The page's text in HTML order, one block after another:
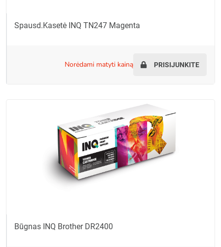
Spausd.kasetė INQ TN247 Magenta
norėdami matyti kainą PRISIJUNKITE
Būgnas INQ Brother DR2400